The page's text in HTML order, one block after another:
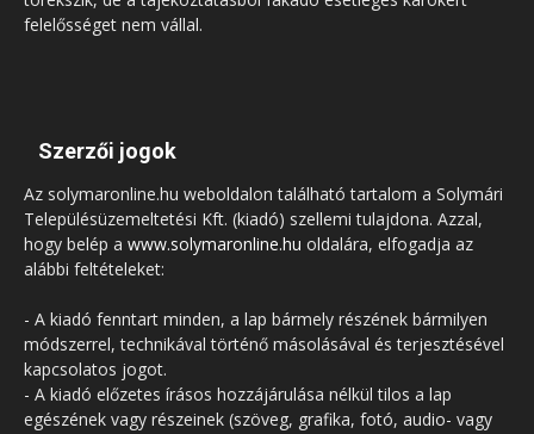
felelősséget nem vállal.
Szerzői jogok
Az solymaronline.hu weboldalon található tartalom a Solymári
Településüzemeltetési Kft. (kiadó) szellemi tulajdona. Azzal,
hogy belép a www.solymaronline.hu oldalára, elfogadja az
alábbi feltételeket:
- A kiadó fenntart minden, a lap bármely részének bármilyen
módszerrel, technikával történő másolásával és terjesztésével
kapcsolatos jogot.
- A kiadó előzetes írásos hozzájárulása nélkül tilos a lap
egészének vagy részeinek (szöveg, grafika, fotó, audio- vagy